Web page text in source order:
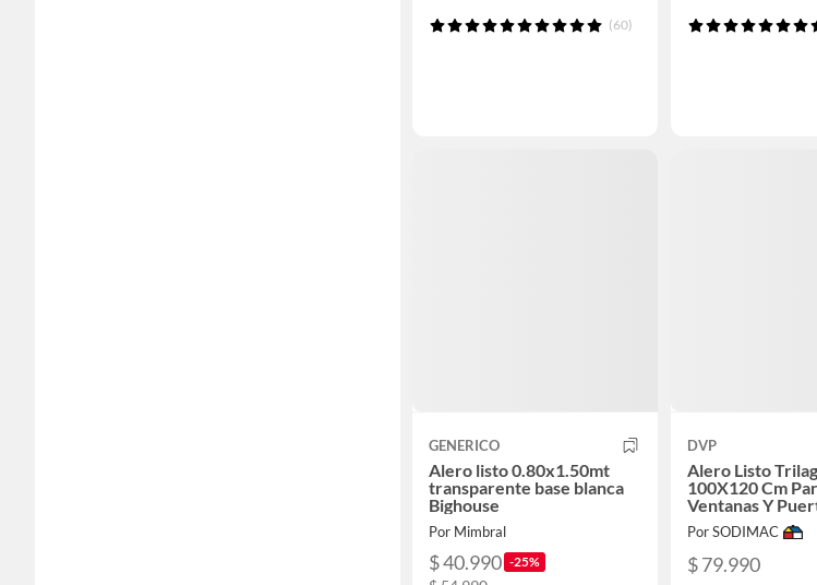
(60)
GENERICO
Alero listo 0.80x1.50mt
transparente base blanca
Bighouse
Por Mimbral
$ 40.990 -25%
DVP
Alero Listo
100X120 Cm
Ventanas Y
Por SODIMAC
$ 79.990